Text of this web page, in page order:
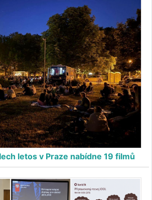
letos v Praze nabídne 19 filmů